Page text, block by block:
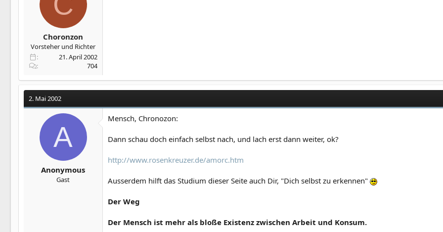
Choronzon
Vorsteher und Richter
21. April 2002
704
2. Mai 2002
A
Anonymous
Gast
Mensch, Chronozon:
Dann schau doch einfach selbst nach, und lach erst dann weiter, ok?
http://www.rosenkreuzer.de/amorc.htm
Ausserdem hilft das Studium dieser Seite auch Dir, "Dich selbst zu erkennen"
Der Weg
Der Mensch ist mehr als bloße Existenz zwischen Arbeit und Konsum.